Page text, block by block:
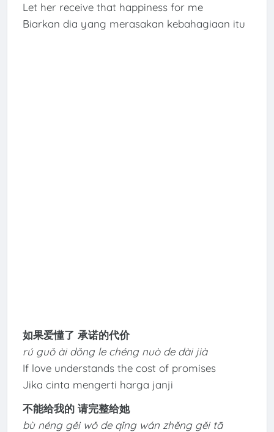
Let her receive that happiness for me
Biarkan dia yang merasakan kebahagiaan itu
如果爱懂了 承诺的代价
rú guǒ ài dǒng le chéng nuò de dài jià
If love understands the cost of promises
Jika cinta mengerti harga janji
不能给我的 请完整给她
bù néng gěi wǒ de qǐng wán zhěng gěi tā